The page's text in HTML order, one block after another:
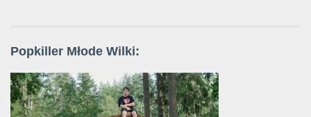
Popkiller Młode Wilki: